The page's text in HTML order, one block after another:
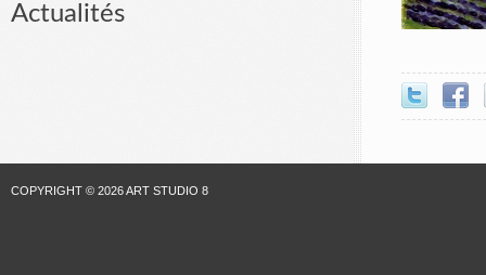
Actualités
COPYRIGHT © 2026 ART STUDIO 8